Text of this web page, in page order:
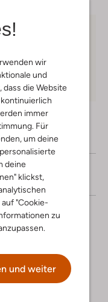
wir
und
dass die Website
immer
Für
um deine
deine
klickst,
"Cookie-
zu
und weiter
Omoda
Wildleder